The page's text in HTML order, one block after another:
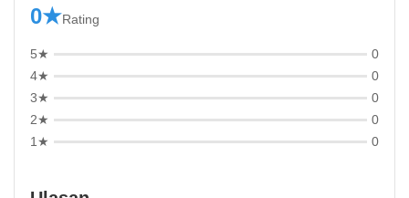
0★Rating
5★
0
4★
0
3★
0
2★
0
1★
0